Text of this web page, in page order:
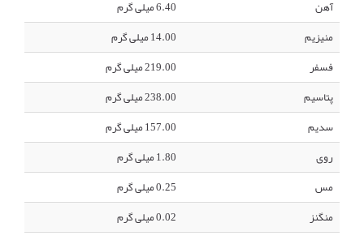
آهن
6.40 میلی گرم
منیزیم
14.00 میلی گرم
فسفر
219.00 میلی گرم
پتاسیم
238.00 میلی گرم
سدیم
157.00 میلی گرم
روی
1.80 میلی گرم
مس
0.25 میلی گرم
منگنز
0.02 میلی گرم